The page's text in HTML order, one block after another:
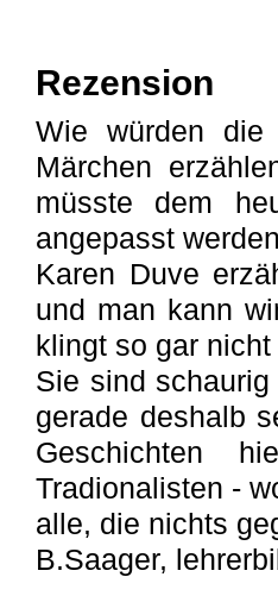
Rezension
Wie würden die
Märchen
müsste dem
angepasst
Karen Duve
und man kann
klingt so gar
Sie sind
gerade deshalb
Geschichten
Tradionalisten -
alle, die nichts
B.Saager,